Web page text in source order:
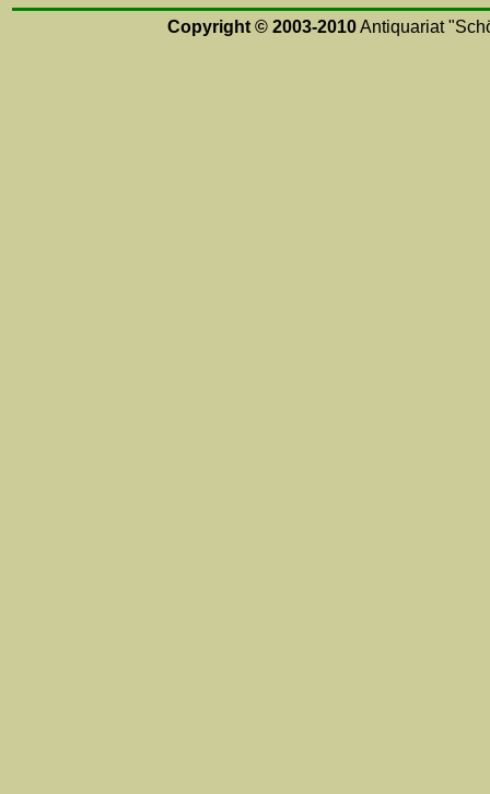
Copyright © 2003-2010Antiquariat